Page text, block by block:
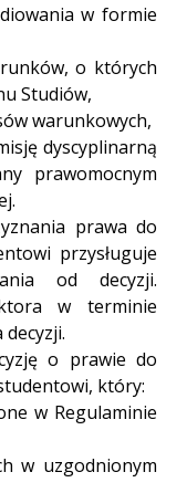
w formie
o których
Studiów,
warunkowych,
dyscyplinarną
prawomocnym
prawa do
przysługuje
od decyzji.
w terminie
o prawie do
który:
w Regulaminie
w uzgodnionym